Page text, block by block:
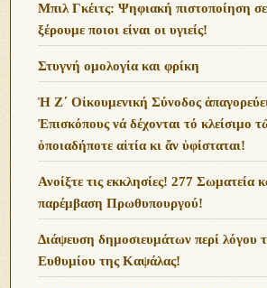
Μπιλ Γκέιτς: Ψηφιακή πιστοποίηση
ξέρουμε ποιοι είναι οι υγιείς!
Στυγνή ομολογία και φρίκη
Ἡ Ζ΄ Οἰκουμενική Σύνοδος
Ἐπισκόπους νά δέχονται τό κλείσιμο
ὁποιαδήποτε αἰτία κι ἄν ὑφίσταται!
Ανoίξτε τις εκκλησίες! 277 Σωματεία
παρέμβαση Πρωθυπουργού!
Διάψευση δημοσιευμάτων περί λόγου
Ευθυμίου της Καψάλας!